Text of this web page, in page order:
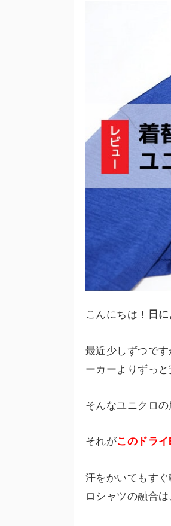
こんにちは！ 日
最近少しずつで
ーカーよりずっ
そんなユニクロ
それがこのドライ
汗をかいてもす
ロシャツの融合